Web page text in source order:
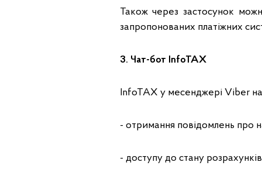
Також через застосунок
запропонованих платіжних
3. Чат-бот InfoTAX
InfoTAX у месенджері Viber
- отримання повідомлень про
- доступу до стану